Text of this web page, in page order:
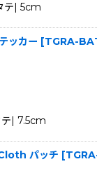
| 5cm
ッカー [TGRA-
| 7.5cm
パッチ [